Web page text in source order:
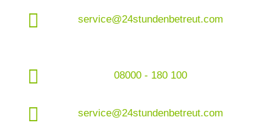
 service@24stundenbetreut.com
 08000 - 180 100
 service@24stundenbetreut.com